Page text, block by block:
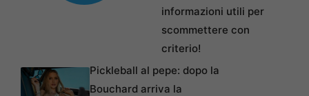
informazioni utili per
scommettere con
criterio!
Pickleball al pepe: dopo la
Bouchard arriva la